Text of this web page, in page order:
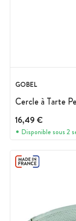
GOBEL
Cercle à Tarte
16,49 €
Disponible sous 2